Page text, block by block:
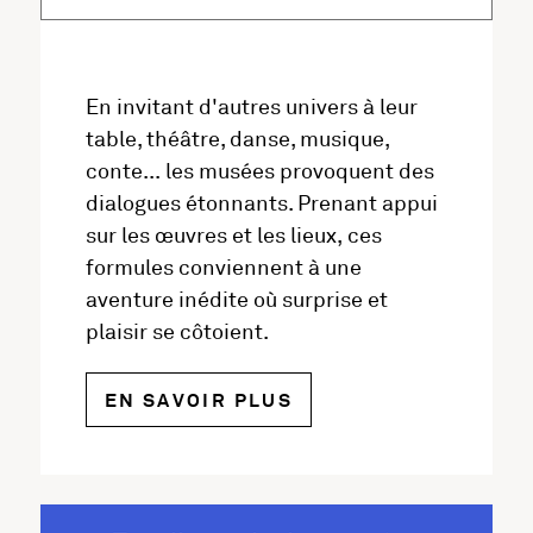
En invitant d'autres univers à leur
table, théâtre, danse, musique,
conte... les musées provoquent des
dialogues étonnants. Prenant appui
sur les œuvres et les lieux, ces
formules conviennent à une
aventure inédite où surprise et
plaisir se côtoient.
EN SAVOIR PLUS